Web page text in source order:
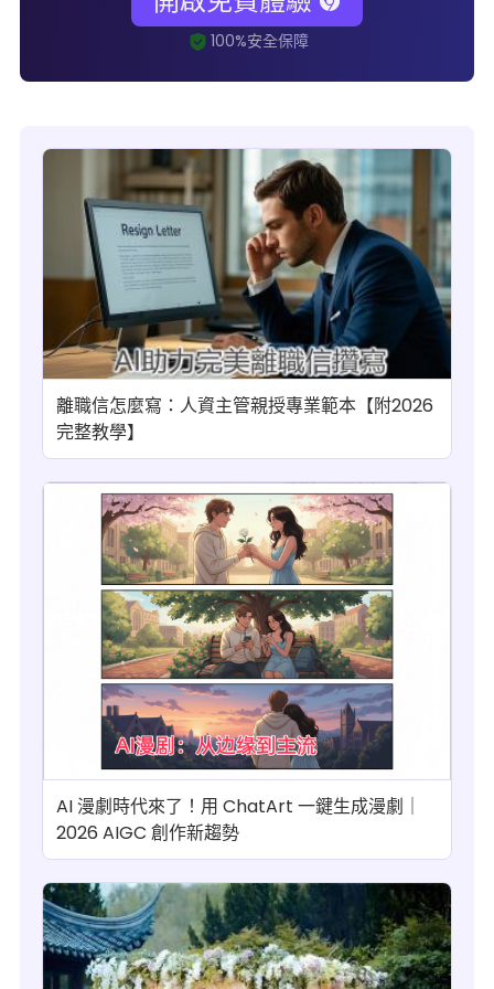
離職信怎麼寫：人資主管親授專業範本【附2026
完整教學】
AI 漫劇時代來了！用 ChatArt 一鍵生成漫劇｜
2026 AIGC 創作新趨勢